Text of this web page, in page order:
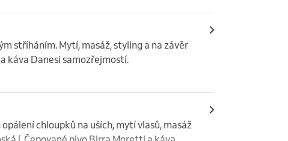
stříháním. Mytí, masáž, styling a na závěr
káva Danesi samozřejmostí.
chloupků na uších, mytí vlasů, masáž